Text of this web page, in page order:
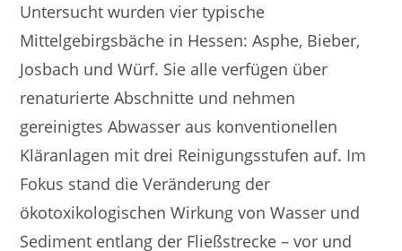
Untersucht wurden vier typische
Mittelgebirgsbäche in Hessen: Asphe, Bieber,
Josbach und Würf. Sie alle verfügen über
renaturierte Abschnitte und nehmen
gereinigtes Abwasser aus konventionellen
Kläranlagen mit drei Reinigungsstufen auf. Im
Fokus stand die Veränderung der
ökotoxikologischen Wirkung von Wasser und
Sediment entlang der Fließstrecke – vor und